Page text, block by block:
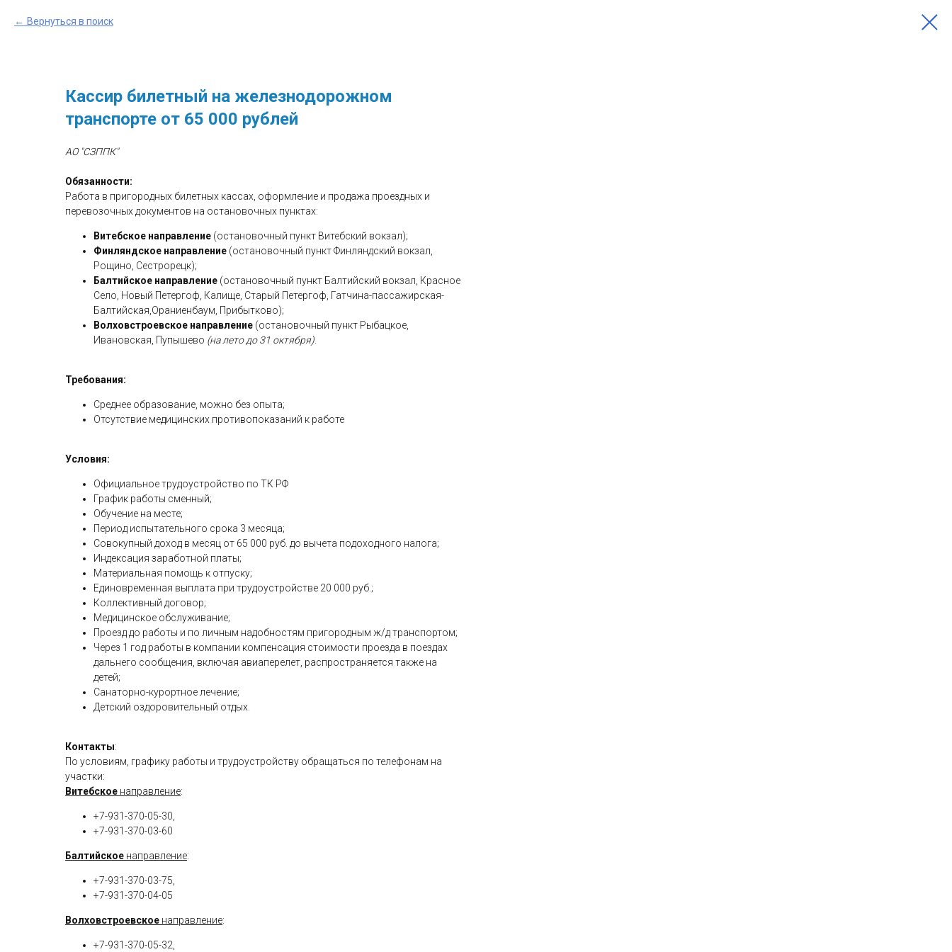
Вернуться в поиск
Кассир билетный на железнодорожном
транспорте от 65 000 рублей
АО "СЗППК"
Обязанности:
Работа в пригородных билетных кассах, оформление и продажа проездных и
перевозочных документов на остановочных пунктах:
Витебское направление (остановочный пункт Витебский вокзал);
Финляндское направление (остановочный пункт Финляндский вокзал,
Рощино, Сестрорецк);
Балтийское направление (остановочный пункт Балтийский вокзал, Красное
Село, Новый Петергоф, Калище, Старый Петергоф, Гатчина-пассажирская-
Балтийская,Ораниенбаум, Прибытково);
Волховстроевское направление (остановочный пункт Рыбацкое,
Ивановская, Пупышево (на лето до 31 октября)
Требования:
Среднее образование, можно без опыта;
Отсутствие медицинских противопоказаний к работе
Условия:
Официальное трудоустройство по ТК РФ
График работы сменный;
Обучение на месте;
Период испытательного срока 3 месяца;
Совокупный доход в месяц от 65 000 руб. до вычета подоходного налога;
Индексация заработной платы;
Материальная помощь к отпуску;
Единовременная выплата при трудоустройстве 20 000 руб.;
Коллективный договор;
Медицинское обслуживание;
Проезд до работы и по личным надобностям пригородным ж/д транспортом;
Через 1 год работы в компании компенсация стоимости проезда в поездах
дальнего сообщения, включая авиаперелет, распространяется также на
детей;
Санаторно-курортное лечение;
Детский оздоровительный отдых.
Контакты:
По условиям, графику работы и трудоустройству обращаться по телефонам на
участки:
Витебское направление:
+7-931-370-05-30,
+7-931-370-03-60
Балтийское направление:
+7-931-370-03-75,
+7-931-370-04-05
Волховстроевское направление:
+7-931-370-05-32,